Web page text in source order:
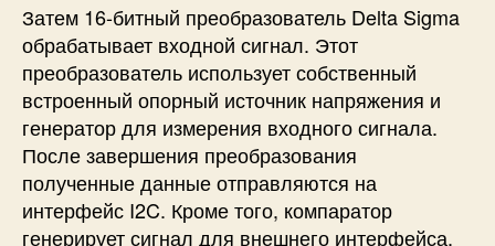
Затем 16-битный преобразователь Delta Sigma
обрабатывает входной сигнал. Этот
преобразователь использует собственный
встроенный опорный источник напряжения и
генератор для измерения входного сигнала.
После завершения преобразования
полученные данные отправляются на
интерфейс I2C. Кроме того, компаратор
генерирует сигнал для внешнего интерфейса,